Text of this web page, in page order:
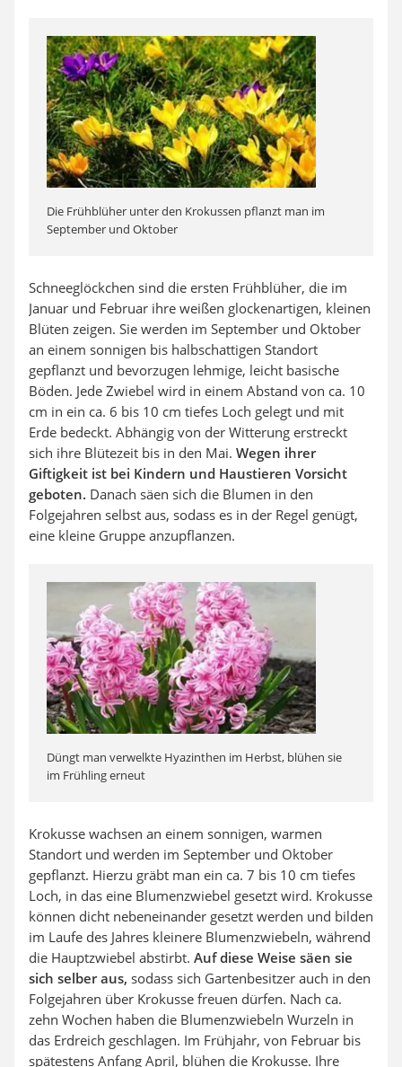
Die Frühblüher unter den Krokussen pflanzt man im
September und Oktober
Schneeglöckchen sind die ersten Frühblüher, die im
Januar und Februar ihre weißen glockenartigen, kleinen
Blüten zeigen. Sie werden im September und Oktober
an einem sonnigen bis halbschattigen Standort
gepflanzt und bevorzugen lehmige, leicht basische
Böden. Jede Zwiebel wird in einem Abstand von ca. 10
cm in ein ca. 6 bis 10 cm tiefes Loch gelegt und mit
Erde bedeckt. Abhängig von der Witterung erstreckt
sich ihre Blütezeit bis in den Mai. Wegen ihrer
Giftigkeit ist bei Kindern und Haustieren Vorsicht
geboten. Danach säen sich die Blumen in den
Folgejahren selbst aus, sodass es in der Regel genügt,
eine kleine Gruppe anzupflanzen.
Düngt man verwelkte Hyazinthen im Herbst, blühen sie
im Frühling erneut
Krokusse wachsen an einem sonnigen, warmen
Standort und werden im September und Oktober
gepflanzt. Hierzu gräbt man ein ca. 7 bis 10 cm tiefes
Loch, in das eine Blumenzwiebel gesetzt wird. Krokusse
können dicht nebeneinander gesetzt werden und bilden
im Laufe des Jahres kleinere Blumenzwiebeln, während
die Hauptzwiebel abstirbt. Auf diese Weise säen sie
sich selber aus, sodass sich Gartenbesitzer auch in den
Folgejahren über Krokusse freuen dürfen. Nach ca.
zehn Wochen haben die Blumenzwiebeln Wurzeln in
das Erdreich geschlagen. Im Frühjahr, von Februar bis
spätestens Anfang April, blühen die Krokusse. Ihre